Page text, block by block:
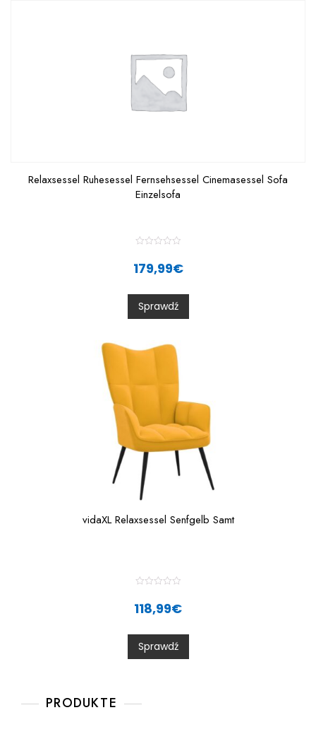
Relaxsessel Ruhesessel Fernsehsessel Cinemasessel Sofa
Einzelsofa
0
o
u
t
179,99€
Sprawdź
vidaXL Relaxsessel Senfgelb Samt
0
o
u
t
118,99€
Sprawdź
PRODUKTE